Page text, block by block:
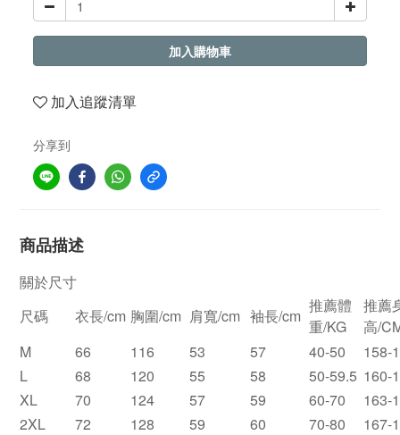
加入購物車
加入追蹤清單
分享到
商品描述
關於尺寸
尺碼
衣長/cm 胸圍/cm 肩寬/cm 袖長/cm
推薦體
重/KG
推薦
高/
M
66 116 53 57 40-50
158-
L
68 120 55 58 50-59.5 160-
XL
70 124 57 59 60-70
163-
2XL
72 128 59 60 70-80
167-